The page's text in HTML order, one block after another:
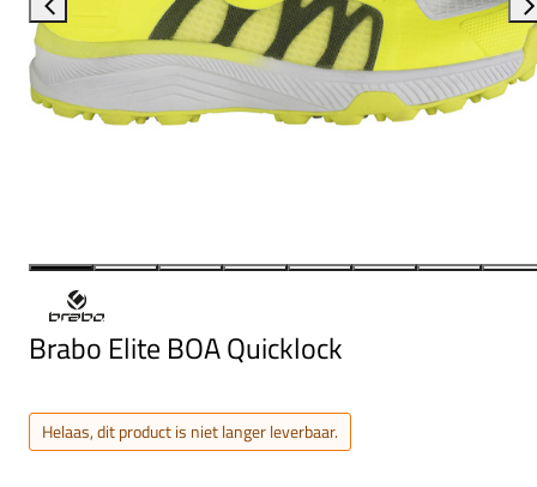
Brabo Elite BOA Quicklock
Helaas, dit product is niet langer leverbaar.